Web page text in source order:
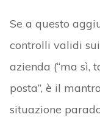
Se a questo
controlli validi
azienda (“ma sì,
posta”, è il
situazione